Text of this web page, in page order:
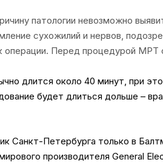
патологии невозможно
сухожилий и нервов,
операции. Перед процедурой МРТ
длится около 40 минут, при
будет длиться дольше –
Санкт-Петербурга только в
производителя General